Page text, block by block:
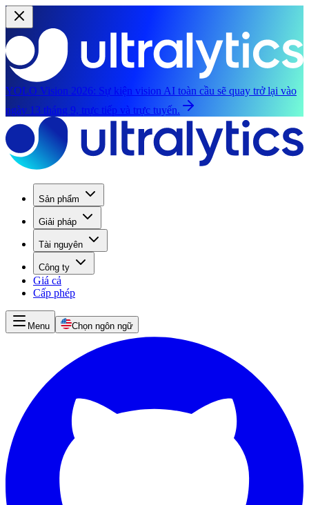
YOLO Vision 2026: Sự kiện vision AI toàn cầu sẽ quay trở lại vào
ngày 13 tháng 9, trực tiếp và trực tuyến.
Sản phẩm
Giải pháp
Tài nguyên
Công ty
Giá cả
Cấp phép
Menu Chọn ngôn ngữ